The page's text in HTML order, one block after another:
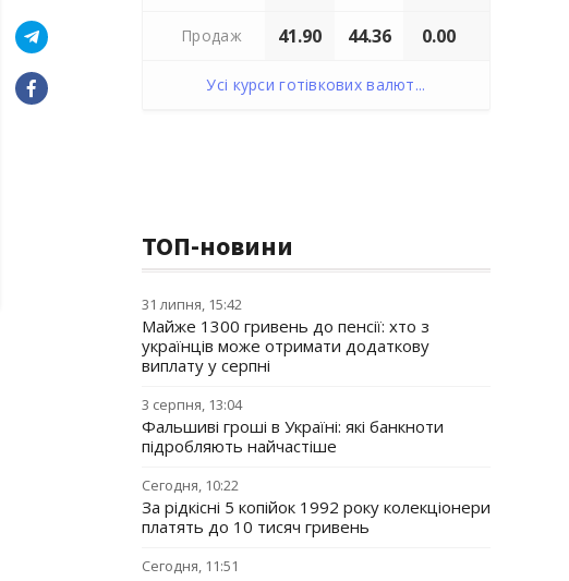
Продаж 41.90 44.36 0.00
Усі курси готівкових валют...
ТОП-новини
31 липня, 15:42
Майже 1300 гривень до пенсії: хто з
українців може отримати додаткову
виплату у серпні
3 серпня, 13:04
Фальшиві гроші в Україні: які банкноти
підробляють найчастіше
Сегодня, 10:22
За рідкісні 5 копійок 1992 року колекціонери
платять до 10 тисяч гривень
Сегодня, 11:51